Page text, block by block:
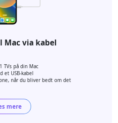
Mac via kabel
TVs på din Mac
et USB-kabel
når du bliver bedt om det
mere